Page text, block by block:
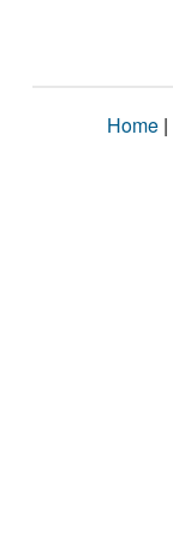
Home |